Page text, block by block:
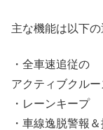
主な機能は以下の
・全車速追従の
アクティブクル
・レーンキープ
・車線逸脱警報